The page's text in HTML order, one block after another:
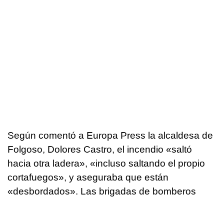
Según comentó a Europa Press la alcaldesa de
Folgoso, Dolores Castro, el incendio «saltó
hacia otra ladera», «incluso saltando el propio
cortafuegos», y aseguraba que están
«desbordados». Las brigadas de bomberos